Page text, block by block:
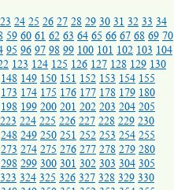
23 24 25 26 27 28 29 30 31 32 33 34
59 60 61 62 63 64 65 66 67 68 69 70
95 96 97 98 99 100 101 102 103 104
123 124 125 126 127 128 129 130
148 149 150 151 152 153 154 155
173 174 175 176 177 178 179 180
198 199 200 201 202 203 204 205
223 224 225 226 227 228 229 230
248 249 250 251 252 253 254 255
273 274 275 276 277 278 279 280
298 299 300 301 302 303 304 305
323 324 325 326 327 328 329 330